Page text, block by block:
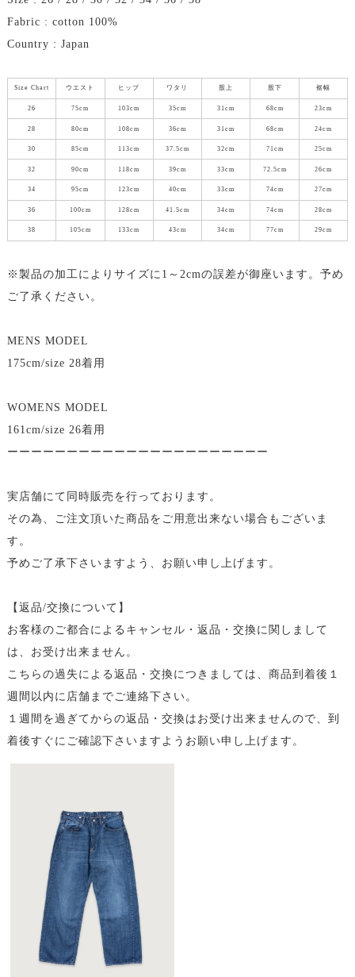
Fabric : cotton 100%
Country : Japan
Size Chart ウエスト ヒップ ワタリ 股上 股下 裾幅
26 75cm 103cm 35cm 31cm 68cm 23cm
28 80cm 108cm 36cm 31cm 68cm 24cm
30 85cm 113cm 37.5cm 32cm 71cm 25cm
32 90cm 118cm 39cm 33cm 72.5cm 26cm
34 95cm 123cm 40cm 33cm 74cm 27cm
36 100cm 128cm 41.5cm 34cm 74cm 28cm
38 105cm 133cm 43cm 34cm 77cm 29cm
※製品の加工によりサイズに1～2cmの誤差が御座います。予め
ご了承ください。
MENS MODEL
175cm/size 28着用
WOMENS MODEL
161cm/size 26着用
ーーーーーーーーーーーーーーーーーーーーーー
実店舗にて同時販売を行っております。
その為、ご注文頂いた商品をご用意出来ない場合もございま
す。
予めご了承下さいますよう、お願い申し上げます。
【返品/交換について】
お客様のご都合によるキャンセル・返品・交換に関しまして
は、お受け出来ません。
こちらの過失による返品・交換につきましては、商品到着後１
週間以内に店舗までご連絡下さい。
１週間を過ぎてからの返品・交換はお受け出来ませんので、到
着後すぐにご確認下さいますようお願い申し上げます。